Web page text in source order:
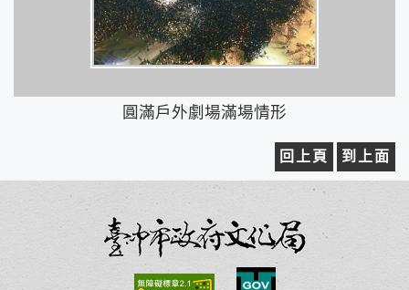
圓滿戶外劇場滿場情形
回上頁 到上面